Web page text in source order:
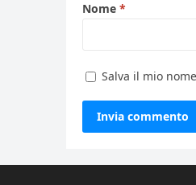
Nome *
Salva il mio